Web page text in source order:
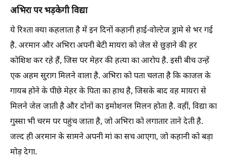
अभिरा पर भड़केगी विद्या
ये रिश्ता क्या कहलाता है में इन दिनों कहानी हाई-वोल्टेज ड्रामे से भर गई
है. अरमान और अभिरा अपनी बेटी मायरा को जेल से छुड़ाने की हर
कोशिश कर रहे हैं, जिस पर मेहर की हत्या का आरोप है. इसी बीच उन्हें
एक अहम सुराग मिलने वाला है. अभिरा को पता चलता है कि काजल के
गायब होने के पीछे मेहर के पिता का हाथ है, जिसके बाद वह मायरा से
मिलने जेल जाती है और दोनों का इमोशनल मिलन होता है. वहीं, विद्या का
गुस्सा भी चरम पर पहुंच जाता है, जो अभिरा को लगातार ताने देती है.
जल्द ही अरमान के सामने अपनी मां का सच आएगा, जो कहानी को बड़ा
मोड़ देगा.